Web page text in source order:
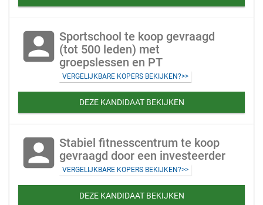
account_box Sportschool te koop gevraagd
(tot 500 leden) met
groepslessen en PT
VERGELIJKBARE KOPERS BEKIJKEN?>>
DEZE KANDIDAAT BEKIJKEN
account_box Stabiel fitnesscentrum te koop
gevraagd door een investeerder
VERGELIJKBARE KOPERS BEKIJKEN?>>
DEZE KANDIDAAT BEKIJKEN